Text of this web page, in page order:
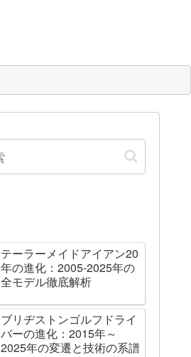
テーラーメイドアイアン20
年の進化：2005-2025年の
全モデル徹底解析
ブリヂストンゴルフドライ
バーの進化：2015年～
2025年の変遷と技術の系譜